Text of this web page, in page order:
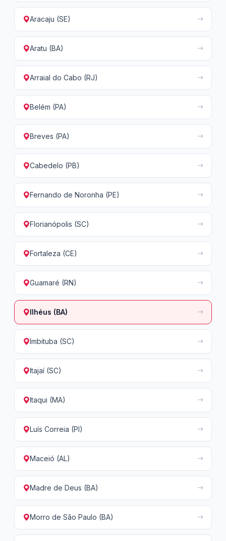
Aracaju (SE)
Aratu (BA)
Arraial do Cabo (RJ)
Belém (PA)
Breves (PA)
Cabedelo (PB)
Fernando de Noronha (PE)
Florianópolis (SC)
Fortaleza (CE)
Guamaré (RN)
Ilhéus (BA)
Imbituba (SC)
Itajaí (SC)
Itaqui (MA)
Luís Correia (PI)
Maceió (AL)
Madre de Deus (BA)
Morro de São Paulo (BA)